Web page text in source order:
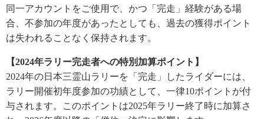
同一アカウントをご使用で、かつ「完走」経験がある場
合、不参加の年度があったとしても、過去の獲得ポイント
は失われることなく保持されます。
【2024年ラリー完走者への特別加算ポイント】
2024年の日本三霊山ラリーを「完走」したライダーには、
ラリー開催初年度参加の功績として、一律10ポイントが付
与されます。このポイントは2025年ラリー終了時に加算さ